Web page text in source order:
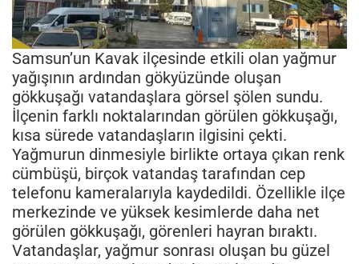
Samsun’un Kavak ilçesinde etkili olan yağmur
yağışının ardından gökyüzünde oluşan
gökkuşağı vatandaşlara görsel şölen sundu.
İlçenin farklı noktalarından görülen gökkuşağı,
kısa sürede vatandaşların ilgisini çekti.
Yağmurun dinmesiyle birlikte ortaya çıkan renk
cümbüşü, birçok vatandaş tarafından cep
telefonu kameralarıyla kaydedildi. Özellikle ilçe
merkezinde ve yüksek kesimlerde daha net
görülen gökkuşağı, görenleri hayran bıraktı.
Vatandaşlar, yağmur sonrası oluşan bu güzel